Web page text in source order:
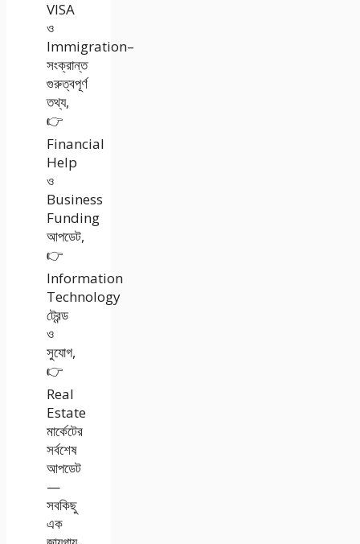
VISA
ও
Immigration–
সংক্রান্ত
গুরুত্বপূর্ণ
তথ্য,
👉
Financial
Help
ও
Business
Funding
আপডেট,
👉
Information
Technology
ট্রেন্ড
ও
সুযোগ,
👉
Real
Estate
মার্কেটের
সর্বশেষ
আপডেট
—
সবকিছু
এক